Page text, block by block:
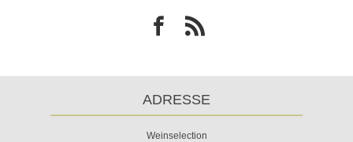
ADRESSE
Weinselection